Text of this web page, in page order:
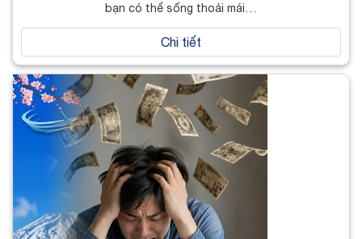
bạn có thể sống thoải mái…
Chi tiết